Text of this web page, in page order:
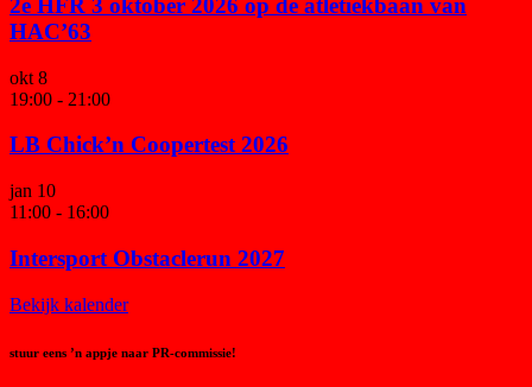
2e HFR 3 oktober 2026 op de atletiekbaan van
HAC’63
okt 8
19:00 - 21:00
LB Chick’n Coopertest 2026
jan 10
11:00 - 16:00
Intersport Obstaclerun 2027
Bekijk kalender
stuur eens ’n appje naar PR-commissie!